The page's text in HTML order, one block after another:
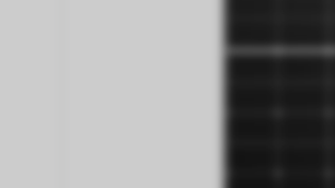
Maximale controle over je